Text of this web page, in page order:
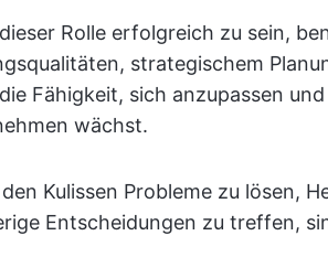
Rolle erfolgreich zu sein,
strategischem
Fähigkeit, sich anzupassen
wächst.
Kulissen Probleme zu lösen,
Entscheidungen zu treffen,